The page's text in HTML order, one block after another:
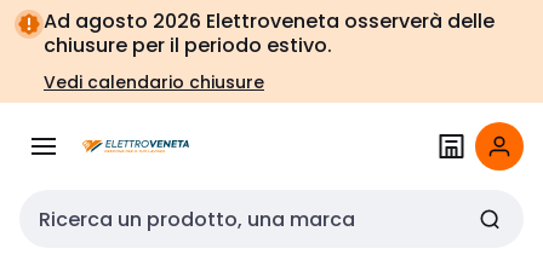
Vai alla
navigazione
Vai
alla
pagina
Ad agosto 2026 Elettroveneta osserverà delle
chiusure per il periodo estivo.
Vedi calendario chiusure
Cerca input